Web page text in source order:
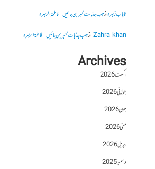
نایاب زہرہازجب جذبات خبر بن جائیں – فاطمۃالزہرہ
Zahra khanازجب جذبات خبر بن جائیں – فاطمۃالزہرہ
Archives
اگست 2026
جولائی 2026
جون 2026
مئی 2026
اپریل 2026
دسمبر 2025